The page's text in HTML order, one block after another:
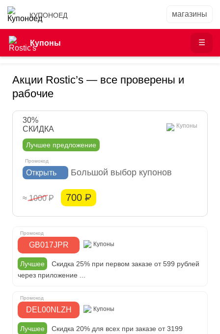
КУПОНОЕД
Купоны
Акции Rostic’s — все проверены и
рабочие
Купоны
30%
СКИДКА
Лучшее предложение
Открыть Большой выбор купонов
≈ 1000Р 700 Р
GB017JPR Купоны
Лучшее
Скидка 25% при первом заказе от 599 рублей
через приложение ...
DEL00NLZH Купоны
Лучшее
Скидка 20% для всех при заказе от 3199